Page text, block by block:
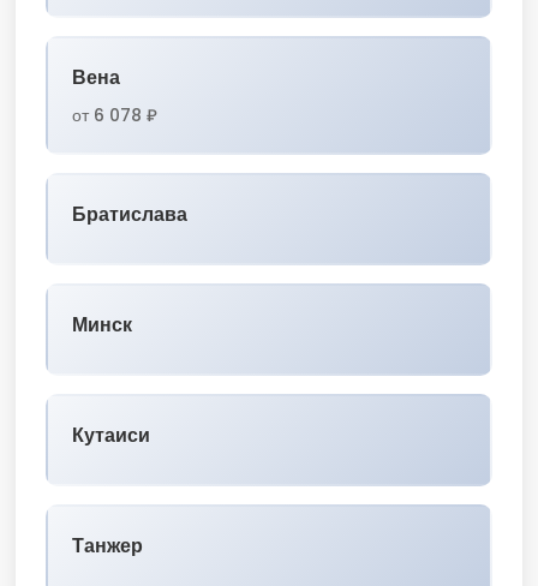
Вена
от 6 078 ₽
Братислава
Минск
Кутаиси
Танжер